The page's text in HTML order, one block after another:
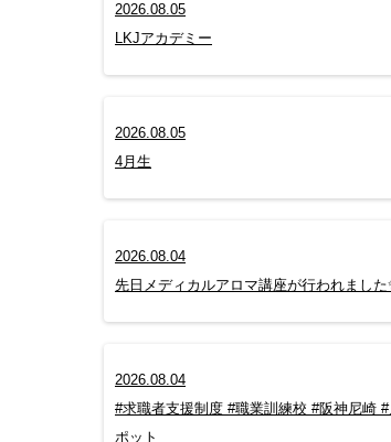
2026.08.05
LKJアカデミー
2026.08.05
4月生
2026.08.04
先日メディカルアロマ講座が行われました
2026.08.04
#求職者支援制度 #職業訓練校 #阪神尼崎
ポット